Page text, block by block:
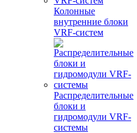
Колонные
внутренние блоки
VRF-систем
Распределительные
блоки и
гидромодули VRF-
системы